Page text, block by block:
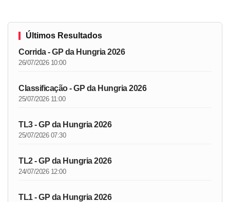
Últimos Resultados
Corrida - GP da Hungria 2026
26/07/2026 10:00
Classificação - GP da Hungria 2026
25/07/2026 11:00
TL3 - GP da Hungria 2026
25/07/2026 07:30
TL2 - GP da Hungria 2026
24/07/2026 12:00
TL1 - GP da Hungria 2026